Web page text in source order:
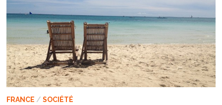
FRANCE / SOCIÉTÉ